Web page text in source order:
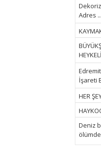
Adres ...
İşareti
HER
Deniz